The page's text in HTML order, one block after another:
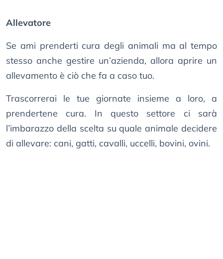
Allevatore
Se ami prenderti cura degli animali ma al tempo
stesso anche gestire un’azienda, allora aprire un
allevamento è ciò che fa a caso tuo.
Trascorrerai le tue giornate insieme a loro, a
prendertene cura. In questo settore ci sarà
l’imbarazzo della scelta su quale animale decidere
di allevare: cani, gatti, cavalli, uccelli, bovini, ovini.